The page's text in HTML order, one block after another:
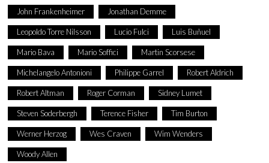
John Frankenheimer Jonathan Demme
Leopoldo Torre Nilsson Lucio Fulci Luis Buñuel
Mario Bava Mario Soffici Martin Scorsese
Michelangelo Antonioni Philippe Garrel Robert Aldrich
Robert Altman Roger Corman Sidney Lumet
Steven Soderbergh Terence Fisher Tim Burton
Werner Herzog Wes Craven Wim Wenders
Woody Allen